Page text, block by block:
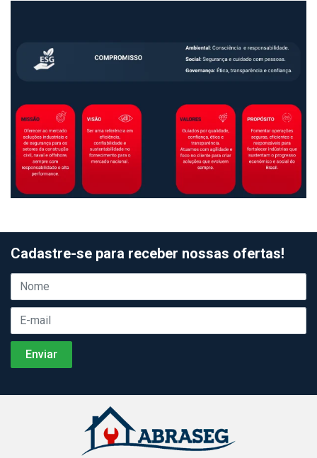
Cadastre-se para receber nossas ofertas!